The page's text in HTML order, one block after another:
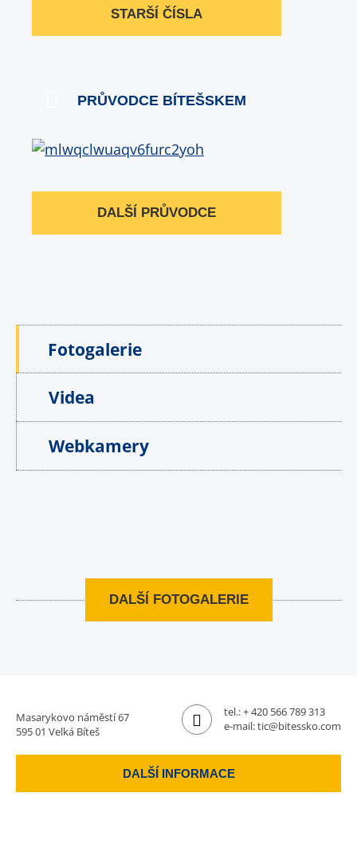
STARŠÍ ČÍSLA
PRŮVODCE BÍTEŠSKEM
DALŠÍ PRŮVODCE
Fotogalerie
Videa
Webkamery
DALŠÍ FOTOGALERIE
Masarykovo náměstí 67
595 01 Velká Bíteš
tel.:+ 420 566 789 313
e-mail:tic@bitessko.com
DALŠÍ INFORMACE